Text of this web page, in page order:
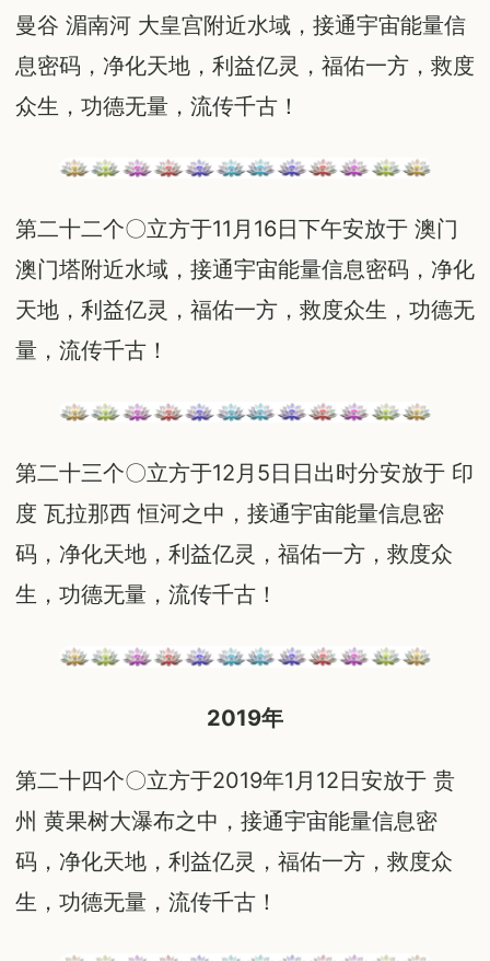
曼谷 湄南河 大皇宫附近水域，接通宇宙能量信
息密码，净化天地，利益亿灵，福佑一方，救度
众生，功德无量，流传千古！
第二十二个〇立方于11月16日下午安放于 澳门
澳门塔附近水域，接通宇宙能量信息密码，净化
天地，利益亿灵，福佑一方，救度众生，功德无
量，流传千古！
第二十三个〇立方于12月5日日出时分安放于 印
度 瓦拉那西 恒河之中，接通宇宙能量信息密
码，净化天地，利益亿灵，福佑一方，救度众
生，功德无量，流传千古！
2019年
第二十四个〇立方于2019年1月12日安放于 贵
州 黄果树大瀑布之中，接通宇宙能量信息密
码，净化天地，利益亿灵，福佑一方，救度众
生，功德无量，流传千古！